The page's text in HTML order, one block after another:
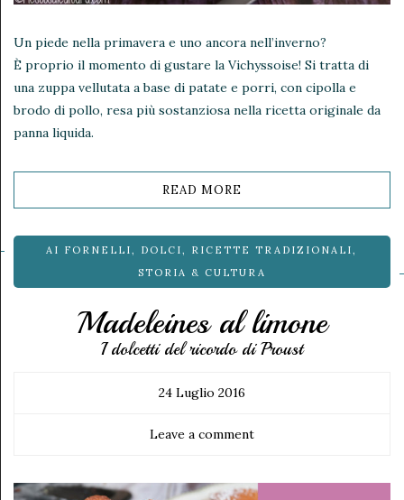
Un piede nella primavera e uno ancora nell’inverno?
È proprio il momento di gustare la Vichyssoise! Si tratta di
una zuppa vellutata a base di patate e porri, con cipolla e
brodo di pollo, resa più sostanziosa nella ricetta originale da
panna liquida.
READ MORE
AI FORNELLI, DOLCI, RICETTE TRADIZIONALI,
STORIA & CULTURA
Madeleines al limone
I dolcetti del ricordo di Proust
24 Luglio 2016
Leave a comment